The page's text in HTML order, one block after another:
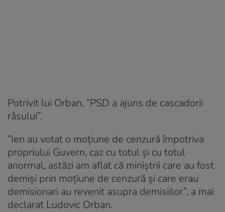
Potrivit lui Orban, ”PSD a ajuns de cascadorii
râsului”.
”Ieri au votat o moţiune de cenzură împotriva
propriului Guvern, caz cu totul şi cu totul
anormal, astăzi am aflat că miniştrii care au fost
demişi prin moţiune de cenzură şi care erau
demisionari au revenit asupra demisiilor”, a mai
declarat Ludovic Orban.